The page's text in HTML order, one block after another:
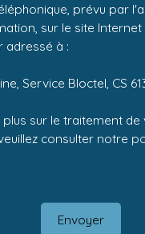
prévu par
sur le site
adressé à :
Service Bloctel, CS
sur le traitement
consulter notre
Envoyer